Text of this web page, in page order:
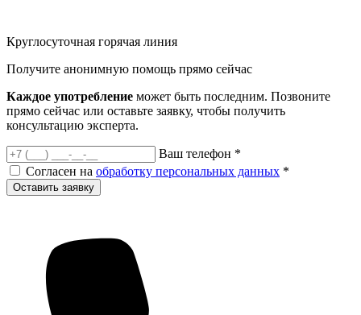
Круглосуточная горячая линия
Получите анонимную помощь прямо сейчас
Каждое употребление может быть последним. Позвоните
прямо сейчас или оставьте заявку, чтобы получить
консультацию эксперта.
Ваш телефон *
Согласен на обработку персональных данных *
Оставить заявку